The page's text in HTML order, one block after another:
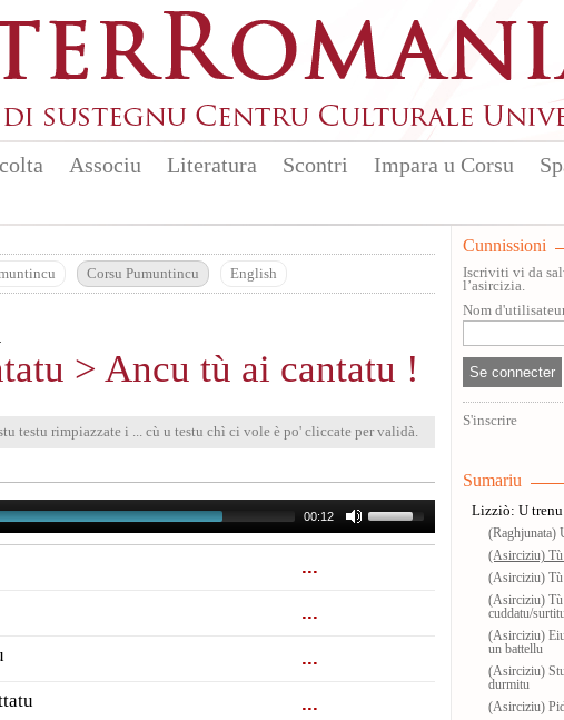
Associu Literatura Scontri Impara u Corsu
Corsu Pumuntincu English
> Ancu tù ai cantatu !
testu rimpiazzate i ... cù u testu chì ci vole è po' cliccate per validà.
00:12
Cunnissioni
Iscriviti vi da
l’asircizia.
Nom
S'inscrire
Sumariu
Lizziò: U trenu
(Raghjunata)
(Asirciziu) Tù
(Asirciziu) Tù
(Asirciziu) Tù
cuddatu/
(Asirciziu)
un battellu
(Asirciziu)
durmitu
(Asirciziu)